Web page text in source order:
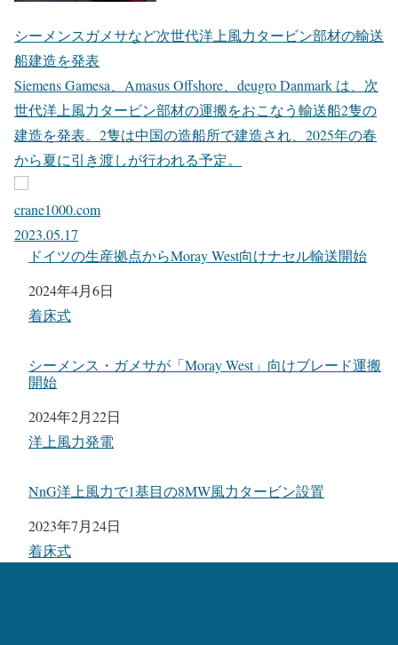
シーメンスガメサなど次世代洋上風力タービン部材の輸送
船建造を発表
Siemens Gamesa、Amasus Offshore、deugro Danmark は、次
世代洋上風力タービン部材の運搬をおこなう輸送船2隻の
建造を発表。2隻は中国の造船所で建造され、2025年の春
から夏に引き渡しが行われる予定。
crane1000.com
2023.05.17
ドイツの生産拠点からMoray West向けナセル輸送開始
日付
2024年4月6日
関連理由
着床式
シーメンス・ガメサが「Moray West」向けブレード運搬
開始
日付
2024年2月22日
関連理由
洋上風力発電
NnG洋上風力で1基目の8MW風力タービン設置
日付
2023年7月24日
関連理由
着床式